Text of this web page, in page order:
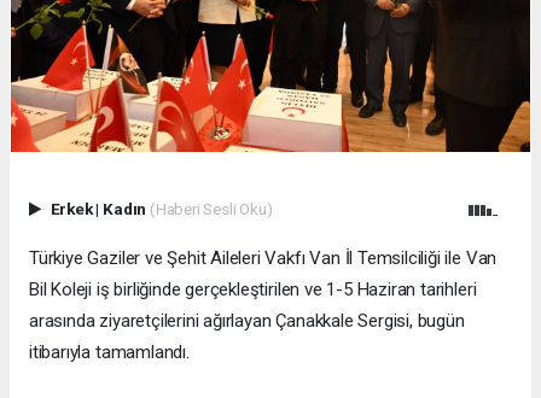
Erkek| Kadın (Haberi Sesli Oku)
Türkiye Gaziler ve Şehit Aileleri Vakfı Van İl Temsilciliği ile Van
Bil Koleji iş birliğinde gerçekleştirilen ve 1-5 Haziran tarihleri
arasında ziyaretçilerini ağırlayan Çanakkale Sergisi, bugün
itibarıyla tamamlandı.